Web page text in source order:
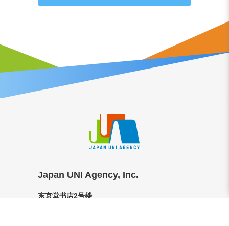
Japan UNI Agency, Inc.
东京堂书店2号楼